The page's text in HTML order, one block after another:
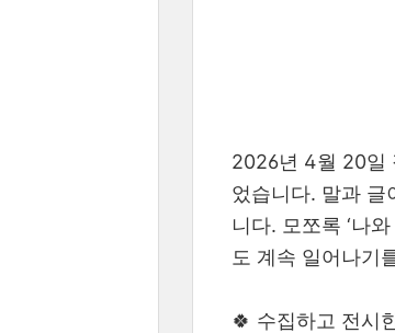
2026년 4월 20일
었습니다. 말과 글
니다. 모쪼록 ‘나
도 계속 일어나기
🍀 수집하고 전시